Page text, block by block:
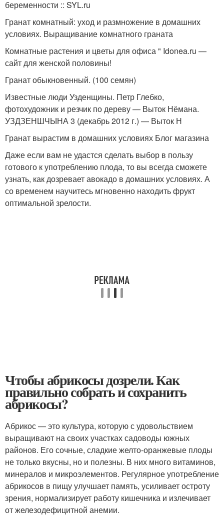
беременности :: SYL.ru
Гранат комнатный: уход и размножение в домашних
условиях. Выращивание комнатного граната
Комнатные растения и цветы для офиса " Idonea.ru —
сайт для женской половины!
Гранат обыкновенный. (100 семян)
Известные люди Узденщины. Петр Глебко,
фотохудожник и резчик по дереву — Выток Нёмана.
УЗДЗЕНШЧЫНА 3 (декабрь 2012 г.) — Выток Н
Гранат вырастим в домашних условиях Блог магазина
Даже если вам не удастся сделать выбор в пользу
готового к употреблению плода, то вы всегда сможете
узнать, как дозревает авокадо в домашних условиях. А
со временем научитесь мгновенно находить фрукт
оптимальной зрелости.
Чтобы абрикосы дозрели. Как
правильно собрать и сохранить
абрикосы?
Абрикос — это культура, которую с удовольствием
выращивают на своих участках садоводы южных
районов. Его сочные, сладкие желто-оранжевые плоды
не только вкусны, но и полезны. В них много витаминов,
минералов и микроэлементов. Регулярное употребление
абрикосов в пищу улучшает память, усиливает остроту
зрения, нормализирует работу кишечника и излечивает
от железодефицитной анемии.